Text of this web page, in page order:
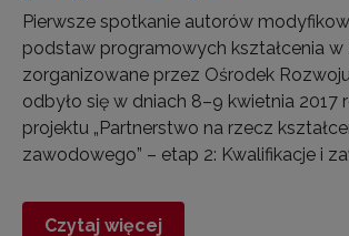
Pierwsze spotkanie autorów
podstaw programowych kształcenia
zorganizowane przez Ośrodek
odbyło się w dniach 8–9 kwietnia 2017
projektu „Partnerstwo na rzecz
zawodowego” – etap 2: Kwalifikacje i
Czytaj więcej